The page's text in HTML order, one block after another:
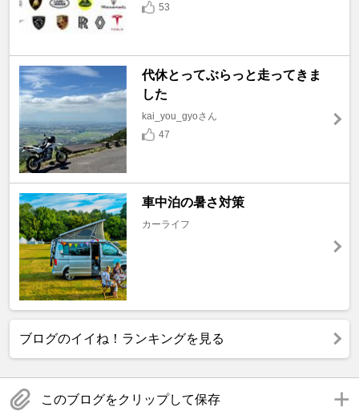
53
代休とってぶらっと走ってきま
した
kai_you_gyoさん
47
車中泊の暑さ対策
カーライフ
ブログのイイね！ランキングを見る
このブログをクリップして保存